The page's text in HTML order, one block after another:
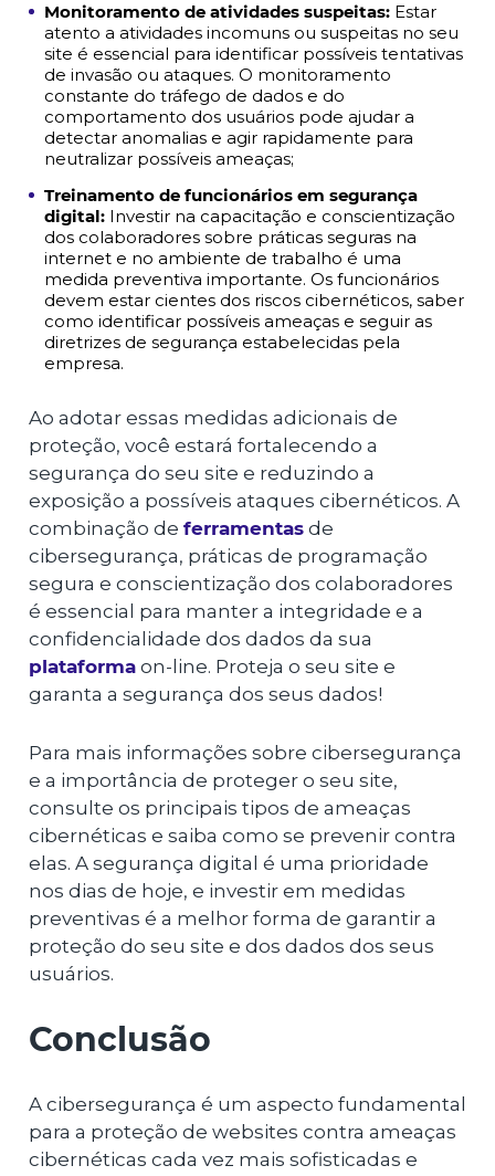
Monitoramento de atividades suspeitas: Estar
atento a atividades incomuns ou suspeitas no seu
site é essencial para identificar possíveis tentativas
de invasão ou ataques. O monitoramento
constante do tráfego de dados e do
comportamento dos usuários pode ajudar a
detectar anomalias e agir rapidamente para
neutralizar possíveis ameaças;
Treinamento de funcionários em segurança
digital: Investir na capacitação e conscientização
dos colaboradores sobre práticas seguras na
internet e no ambiente de trabalho é uma
medida preventiva importante. Os funcionários
devem estar cientes dos riscos cibernéticos, saber
como identificar possíveis ameaças e seguir as
diretrizes de segurança estabelecidas pela
empresa.
Ao adotar essas medidas adicionais de
proteção, você estará fortalecendo a
segurança do seu site e reduzindo a
exposição a possíveis ataques cibernéticos. A
combinação de ferramentas de
cibersegurança, práticas de programação
segura e conscientização dos colaboradores
é essencial para manter a integridade e a
confidencialidade dos dados da sua
plataforma on-line. Proteja o seu site e
garanta a segurança dos seus dados!
Para mais informações sobre cibersegurança
e a importância de proteger o seu site,
consulte os principais tipos de ameaças
cibernéticas e saiba como se prevenir contra
elas. A segurança digital é uma prioridade
nos dias de hoje, e investir em medidas
preventivas é a melhor forma de garantir a
proteção do seu site e dos dados dos seus
usuários.
Conclusão
A cibersegurança é um aspecto fundamental
para a proteção de websites contra ameaças
cibernéticas cada vez mais sofisticadas e